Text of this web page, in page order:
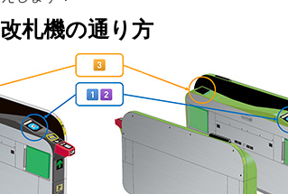
札機の通り方